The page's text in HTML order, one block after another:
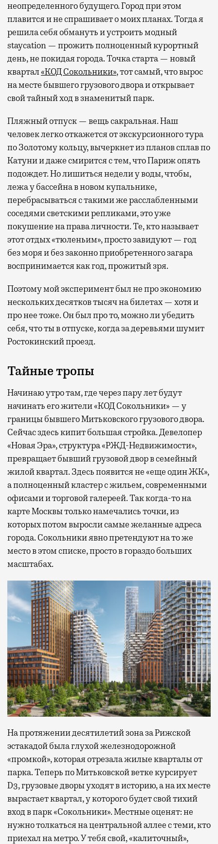
неопределенного будущего. Город при этом
плавится и не спрашивает о моих планах. Тогда я
решила себя обмануть и устроить модный
staycation — прожить полноценный курортный
день, не покидая города. Точка старта — новый
квартал«КОД Сокольники», тот самый, что вырос
на месте бывшего грузового двора и открывает
свой тайный ход в знаменитый парк.
Пляжный отпуск — вещь сакральная. Наш
человек легко откажется от экскурсионного тура
по Золотому кольцу, вычеркнет из планов сплав по
Катуни и даже смирится с тем, что Париж опять
подождет. Но лишиться недели у воды, чтобы,
лежа у бассейна в новом купальнике,
перебрасываться с такими же расслабленными
соседями светскими репликами, это уже
покушение на права личности. Те, кто называет
этот отдых «тюленьим», просто завидуют — год
без моря и без законно приобретенного загара
воспринимается как год, прожитый зря.
Поэтому мой эксперимент был не про экономию
нескольких десятков тысяч на билетах — хотя и
про нее тоже. Он был про то, можно ли убедить
себя, что ты в отпуске, когда за деревьями шумит
Ростокинский проезд.
Тайные тропы
Начинаю утро там, где через пару лет будут
начинать его жители «КОД Сокольники» — у
границы бывшего Митьковского грузового двора.
Сейчас здесь кипит большая стройка. Девелопер
«Новая Эра», структура «РЖД-Недвижимости»,
превращает бывший грузовой двор в семейный
жилой квартал. Здесь появится не «еще один ЖК»,
а полноценный кластер с жильем, современными
офисами и торговой галереей. Так когда-то на
карте Москвы только намечались точки, из
которых потом выросли самые желанные адреса
города. Сокольники явно претендуют на то же
место в этом списке, просто в гораздо больших
масштабах.
На протяжении десятилетий зона за Рижской
эстакадой была глухой железнодорожной
«промкой», которая отрезала жилые кварталы от
парка. Теперь по Митьковской ветке курсирует
D3, грузовые дворы уходят в историю, а на их месте
вырастает квартал, у которого будет свой тихий
вход в парк «Сокольники». Местные оценят: не
нужно толкаться на центральной аллее с теми, кто
приехал на метро. У тебя свой, «калиточный»,